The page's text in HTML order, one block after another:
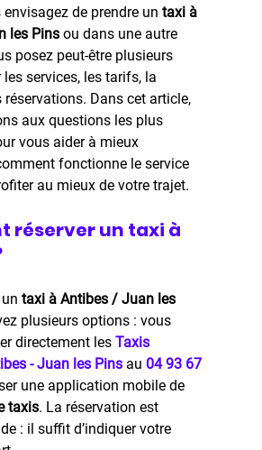
de prendre un taxi à
les Pins ou dans une autre
posez peut-être plusieurs
services, les tarifs, la
réservations. Dans cet article,
aux questions les plus
vous aider à mieux
fonctionne le service
au mieux de votre trajet.
réserver un taxi à
taxi à Antibes / Juan les
plusieurs options : vous
directement les Taxis
- Juan les Pins au 04 93 67
une application mobile de
taxis. La réservation est
: il suffit d’indiquer votre